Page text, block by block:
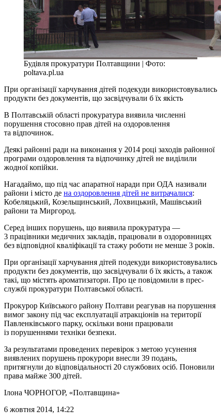
Будівля прокуратури Полтавщини | Фото:
poltava.pl.ua
При організації харчування дітей подекуди використовувались
продукти без документів, що засвідчували б їх якість
В Полтавській області прокуратура виявила численні
порушення стосовно прав дітей на оздоровлення
та відпочинок.
Деякі районні ради на виконання у 2014 році заходів районної
програми оздоровлення та відпочинку дітей не виділили
жодної копійки.
Нагадаймо, що під час апаратної наради при ОДА називали
райони і місто де на оздоровлення дітей не витрачалися:
Кобеляцький, Козельщинський, Лохвицький, Машівський
райони та Миргород.
Серед інших порушень, що виявила прокуратура —
3 працівники медичних закладів, працювали в оздоровницях
без відповідної кваліфікації та стажу роботи не менше 3 років.
При організації харчування дітей подекуди використовувались
продукти без документів, що засвідчували б їх якість, а також
такі, що містять ароматизатори. Про це повідомили в прес-
службі прокуратури Полтавської області.
Прокурор Київського району Полтави реагував на порушення
вимог закону під час експлуатації атракціонів на території
Павленківського парку, оскільки вони працювали
із порушеннями техніки безпеки.
За результатами проведених перевірок з метою усунення
виявлених порушень прокурори внесли 39 подань,
притягнули до відповідальності 20 службових осіб. Поновили
права майже 300 дітей.
Ілона ЧОРНОГОР, «Полтавщина»
6 жовтня 2014, 14:22